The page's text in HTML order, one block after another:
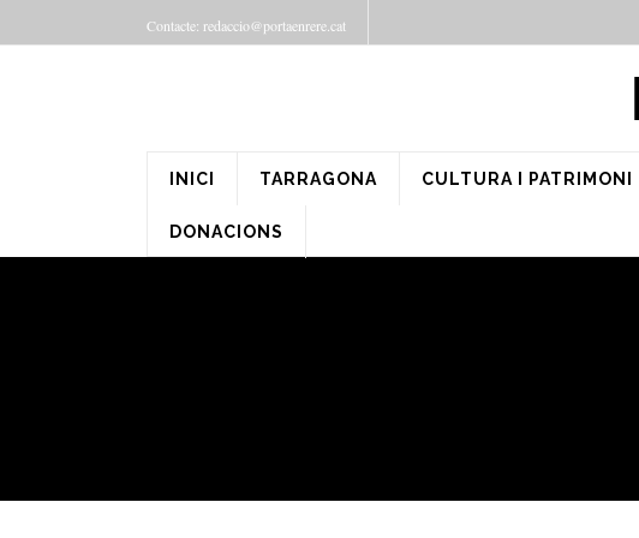
Contacte: redaccio@portaenrere.cat
INICI TARRAGONA CULTURA I PATRIMONI
DONACIONS